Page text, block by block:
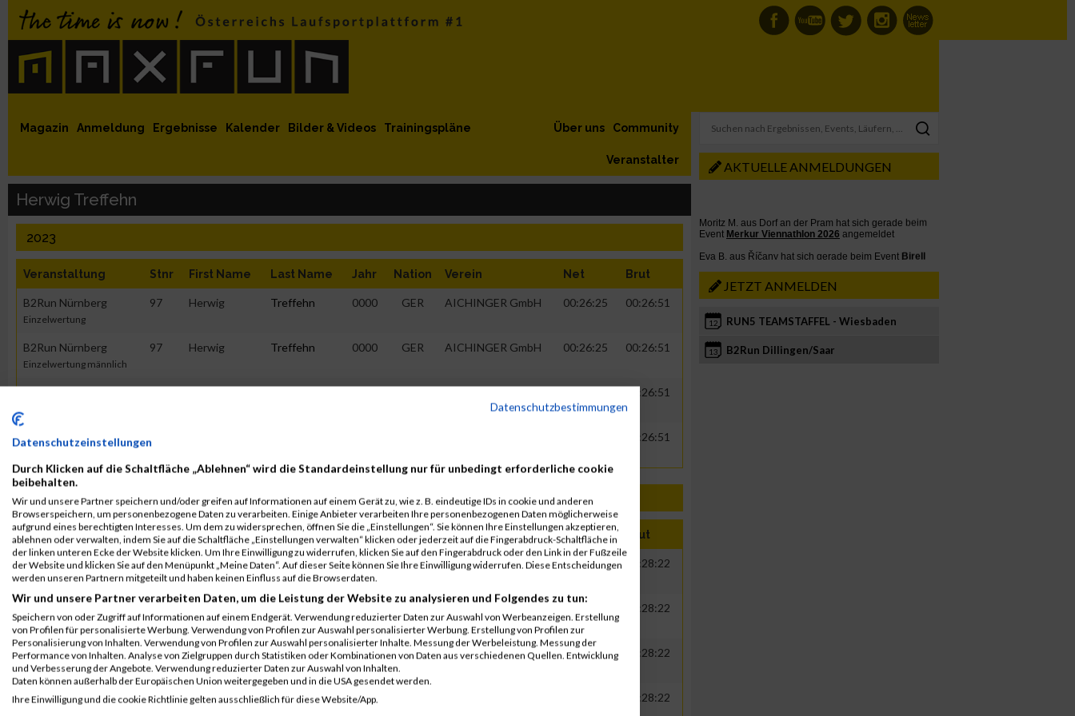
MaxFun Newsletter abonnieren
MaxFun auf Instagram
MaxFun auf Twitter
auf Youtube
auf Facebook
Magazin Anmeldung Ergebnisse Kalender Bilder & Videos Trainingspläne Community
Über uns
Veranstalter
Herwig Treffehn
2023
Veranstaltung Stnr First Name Last Name Jahr Nation Verein Net Brut
B2Run Nürnberg
Einzelwertung
97 Herwig Treffehn 0000 GER AICHINGER GmbH 00:26:25 00:26:51
B2Run Nürnberg
Einzelwertung männlich
97 Herwig Treffehn 0000 GER AICHINGER GmbH 00:26:25 00:26:51
00:26:51
B2Run Nürnberg 00:26:51
2018
Veranstaltung Stnr First Name Last Name Jahr Nation Verein Net Brut
B2Run Nürnberg
B2Run Nürnberg
2937 Herwig Treffehn 0000 GER AICHINGER GmbH 00:27:13 00:28:22
Einzelwertung männlich
AICHINGER GmbH 00:28:22
B2Run Nürnberg
Teamwertung männlich
2937 Herwig Treffehn 0000 GER AICHINGER GmbH 00:27:13 00:28:22
B2Run Nürnberg 2937 Herwig Treffehn 0000 00:28:22
AKTUELLE ANMELDUNGEN
JETZT ANMELDEN
12 RUN5 TEAMSTAFFEL - Wiesbaden
13 B2Run Dillingen/Saar
Datenschutzbestimmungen
Datenschutzeinstellungen
Durch Klicken auf die Schaltfläche „Ablehnen“ wird die Standardeinstellung nur für unbedingt erforderliche cookie
beibehalten.
Wir und unsere Partner speichern und/oder greifen auf Informationen auf einem Gerät zu, wie z. B. eindeutige IDs in cookie und anderen
Browserspeichern, um personenbezogene Daten zu verarbeiten. Einige Anbieter verarbeiten Ihre personenbezogenen Daten möglicherweise
aufgrund eines berechtigten Interesses. Um dem zu widersprechen, öffnen Sie die „Einstellungen“. Sie können Ihre Einstellungen akzeptieren,
ablehnen oder verwalten, indem Sie auf die Schaltfläche „Einstellungen verwalten“ klicken oder jederzeit auf die Fingerabdruck-Schaltfläche in
der linken unteren Ecke der Website klicken. Um Ihre Einwilligung zu widerrufen, klicken Sie auf den Fingerabdruck oder den Link in der Fußzeile
der Website und klicken Sie auf den Menüpunkt „Meine Daten“. Auf dieser Seite können Sie Ihre Einwilligung widerrufen. Diese Entscheidungen
werden unseren Partnern mitgeteilt und haben keinen Einfluss auf die Browserdaten.
Wir und unsere Partner verarbeiten Daten, um die Leistung der Website zu analysieren und Folgendes zu tun:
Speichern von oder Zugriff auf Informationen auf einem Endgerät. Verwendung reduzierter Daten zur Auswahl von Werbeanzeigen. Erstellung
von Profilen für personalisierte Werbung. Verwendung von Profilen zur Auswahl personalisierter Werbung. Erstellung von Profilen zur
Personalisierung von Inhalten. Verwendung von Profilen zur Auswahl personalisierter Inhalte. Messung der Werbeleistung. Messung der
Performance von Inhalten. Analyse von Zielgruppen durch Statistiken oder Kombinationen von Daten aus verschiedenen Quellen. Entwicklung
und Verbesserung der Angebote. Verwendung reduzierter Daten zur Auswahl von Inhalten.
Daten können außerhalb der Europäischen Union weitergegeben und in die USA gesendet werden.
Ihre Einwilligung und die cookie Richtlinie gelten ausschließlich für diese Website/App.